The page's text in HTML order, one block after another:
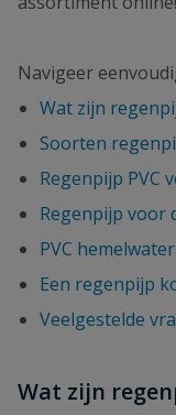
Navigeer
Wat zijn
Soorten
Regenpijp PVC
Regenpijp voor
PVC
Een regenpijp
Veelgestelde
Wat zijn